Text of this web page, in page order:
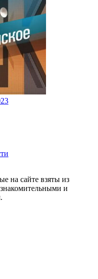
на сайте взяты из
и